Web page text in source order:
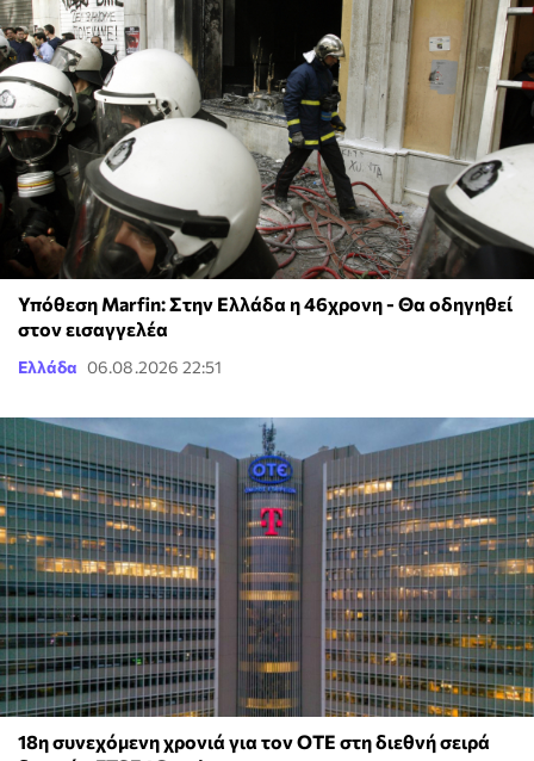
Υπόθεση Marfin: Στην Ελλάδα η 46χρονη - Θα οδηγηθεί
στον εισαγγελέα
Ελλάδα 06.08.2026 22:51
18η συνεχόμενη χρονιά για τον ΟΤΕ στη διεθνή σειρά